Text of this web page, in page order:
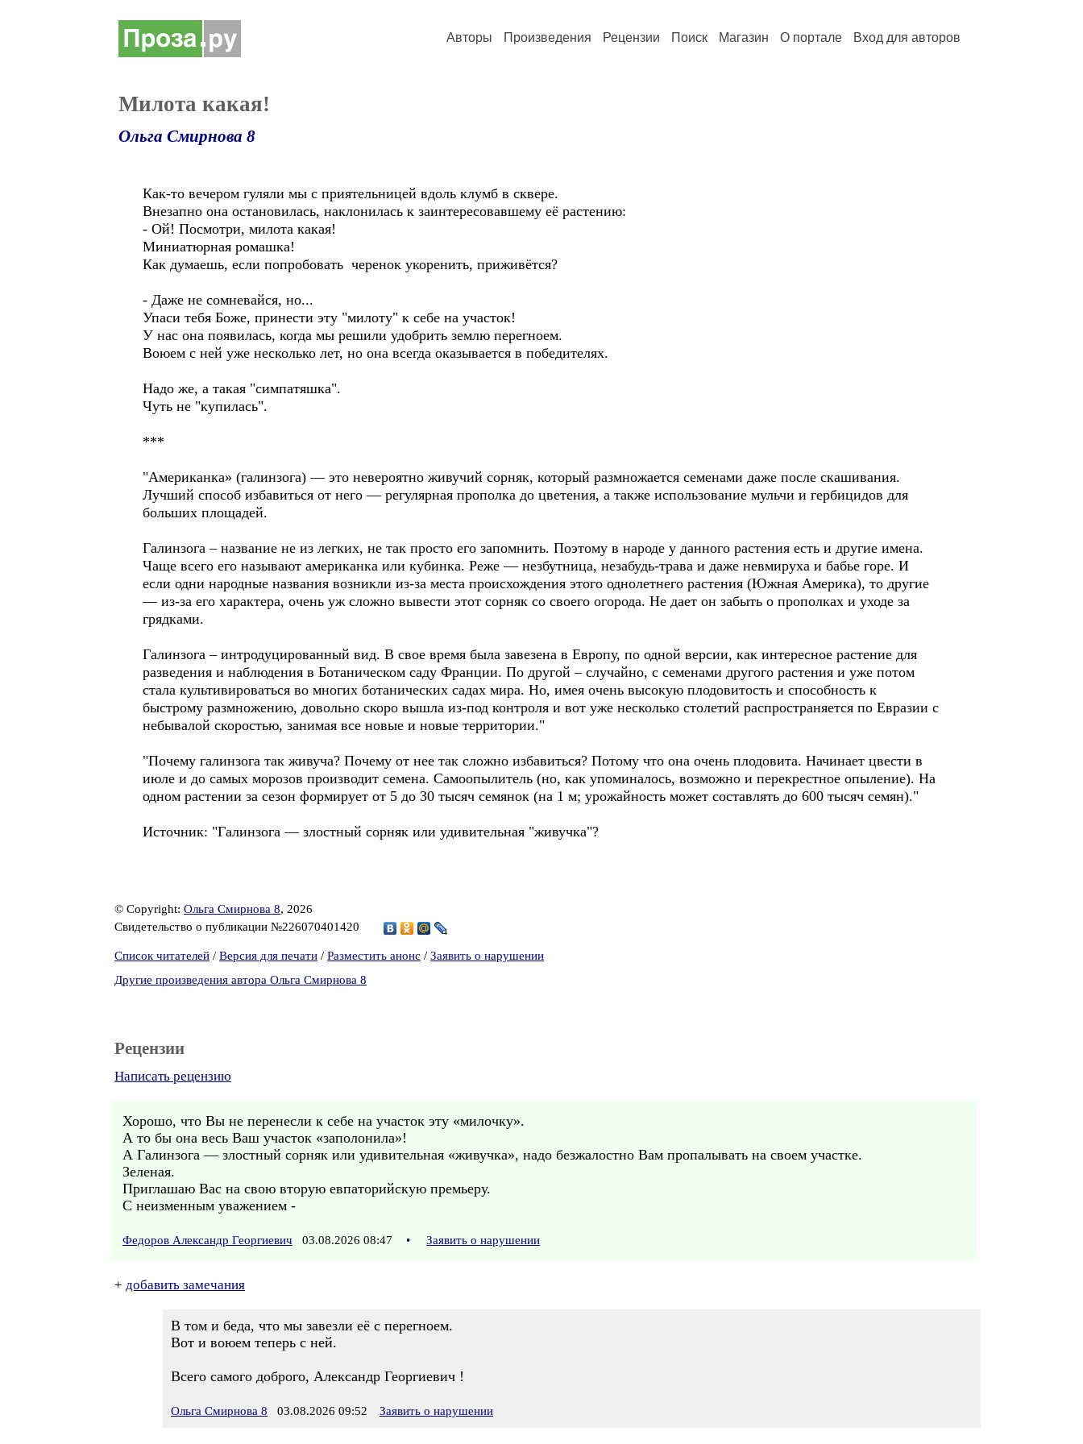
Авторы Произведения Рецензии Поиск Магазин О портале Вход для авторов
Милота какая!
Ольга Смирнова 8
Как-то вечером гуляли мы с приятельницей вдоль клумб в сквере.
Внезапно она остановилась, наклонилась к заинтересовавшему её растению:
- Ой! Посмотри, милота какая!
Миниатюрная ромашка!
Как думаешь, если попробовать черенок укоренить, приживётся?
- Даже не сомневайся, но...
Упаси тебя Боже, принести эту "милоту" к себе на участок!
У нас она появилась, когда мы решили удобрить землю перегноем.
Воюем с ней уже несколько лет, но она всегда оказывается в победителях.
Надо же, а такая "симпатяшка".
Чуть не "купилась".
***
"Американка» (галинзога) — это невероятно живучий сорняк, который размножается семенами даже после скашивания.
Лучший способ избавиться от него — регулярная прополка до цветения, а также использование мульчи и гербицидов для
больших площадей.
Галинзога – название не из легких, не так просто его запомнить. Поэтому в народе у данного растения есть и другие имена.
Чаще всего его называют американка или кубинка. Реже — незбутница, незабудь-трава и даже невмируха и бабье горе. И
если одни народные названия возникли из-за места происхождения этого однолетнего растения (Южная Америка), то другие
— из-за его характера, очень уж сложно вывести этот сорняк со своего огорода. Не дает он забыть о прополках и уходе за
грядками.
Галинзога – интродуцированный вид. В свое время была завезена в Европу, по одной версии, как интересное растение для
разведения и наблюдения в Ботаническом саду Франции. По другой – случайно, с семенами другого растения и уже потом
стала культивироваться во многих ботанических садах мира. Но, имея очень высокую плодовитость и способность к
быстрому размножению, довольно скоро вышла из-под контроля и вот уже несколько столетий распространяется по Евразии с
небывалой скоростью, занимая все новые и новые территории."
"Почему галинзога так живуча? Почему от нее так сложно избавиться? Потому что она очень плодовита. Начинает цвести в
июле и до самых морозов производит семена. Самоопылитель (но, как упоминалось, возможно и перекрестное опыление). На
одном растении за сезон формирует от 5 до 30 тысяч семянок (на 1 м; урожайность может составлять до 600 тысяч семян)."
Источник: "Галинзога — злостный сорняк или удивительная "живучка"?
© Copyright: Ольга Смирнова 8, 2026
Свидетельство о публикации №226070401420
Список читателей / Версия для печати / Разместить анонс / Заявить о нарушении
Другие произведения автора Ольга Смирнова 8
Рецензии
Написать рецензию
Хорошо, что Вы не перенесли к себе на участок эту «милочку».
А то бы она весь Ваш участок «заполонила»!
А Галинзога — злостный сорняк или удивительная «живучка», надо безжалостно Вам пропалывать на своем участке.
Зеленая.
Приглашаю Вас на свою вторую евпаторийскую премьеру.
С неизменным уважением -
Федоров Александр Георгиевич 03.08.2026 08:47 • Заявить о нарушении
+ добавить замечания
В том и беда, что мы завезли её с перегноем.
Вот и воюем теперь с ней.
Всего самого доброго, Александр Георгиевич !
Ольга Смирнова 8 03.08.2026 09:52 Заявить о нарушении